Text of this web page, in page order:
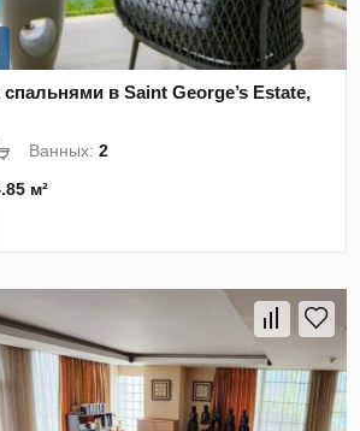
в Saint George’s Estate,
Ванных:2
м²